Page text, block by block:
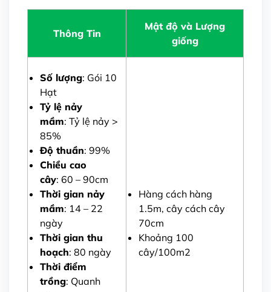
Thông Tin
Mật độ và Lượng
giống
Số lượng: Gói 10
Hạt
Tỷ lệ nảy
mầm: Tỷ lệ nảy >
85%
Độ thuần: 99%
Chiều cao
cây: 60 – 90cm
Thời gian nảy
mầm: 14 – 22
ngày
Thời gian thu
hoạch: 80 ngày
Thời điểm
trồng: Quanh
Hàng cách hàng
1.5m, cây cách cây
70cm
Khoảng 100
cây/100m2